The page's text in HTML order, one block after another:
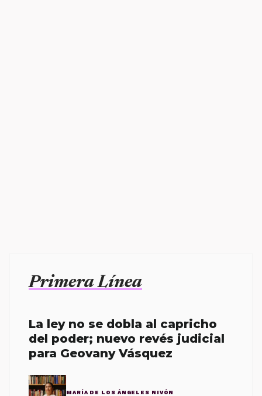
Primera Línea
La ley no se dobla al capricho
del poder; nuevo revés judicial
para Geovany Vásquez
MARÍA DE LOS ÁNGELES NIVÓN